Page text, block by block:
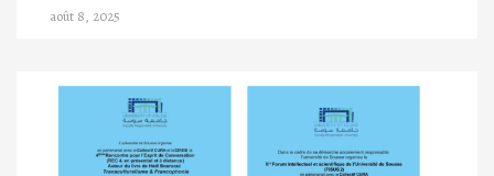
août 8, 2025